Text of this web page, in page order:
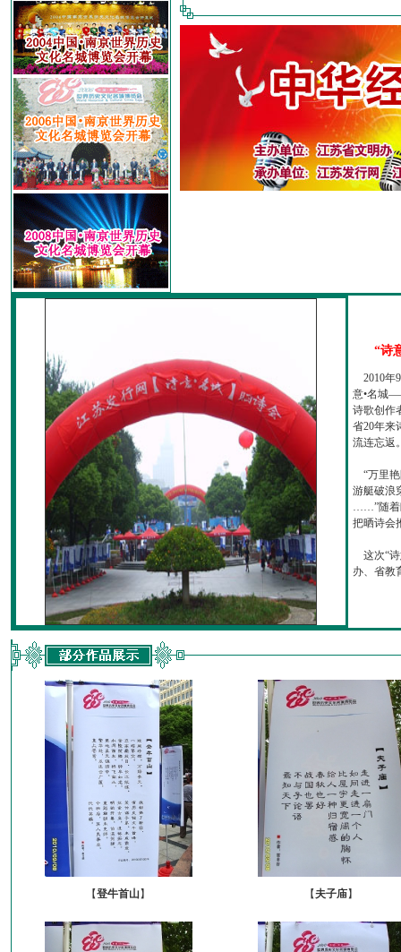
“诗
2010年
意•名城
诗歌创作
省20年来
流连忘返
“万里艳
游艇破浪
……”随着
把晒诗会
这次“诗
办、省教
【登牛首山】 【夫子庙】